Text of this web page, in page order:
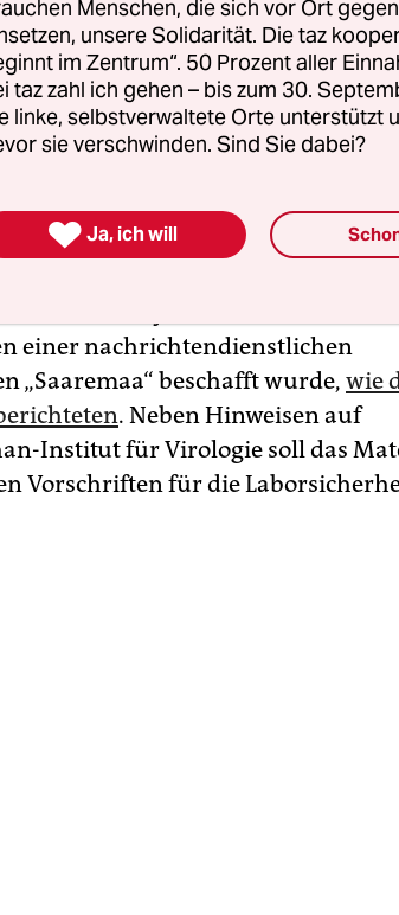
nach Informationen von
bereits im Jahr 2020. Im taz-
bereits im Januar betont, dass
damit auch die Bewertung der
gewordenen Einschätzung
einer nachrichtendienstlichen
„Saaremaa“ beschafft wurde, wie
. Neben Hinweisen auf
Institut für Virologie soll das
Vorschriften für die
Menschen, die sich vor Ort
unsere Solidarität. Die taz
im Zentrum“. 50 Prozent aller
taz zahl ich gehen – bis zum 30.
linke, selbstverwaltete Orte unterstützt
sie verschwinden. Sind Sie dabei?
 Ja, ich will